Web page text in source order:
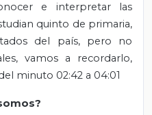
e interpretar las
quinto de primaria,
del país, pero no
vamos a recordarlo,
minuto 02:42 a 04:01